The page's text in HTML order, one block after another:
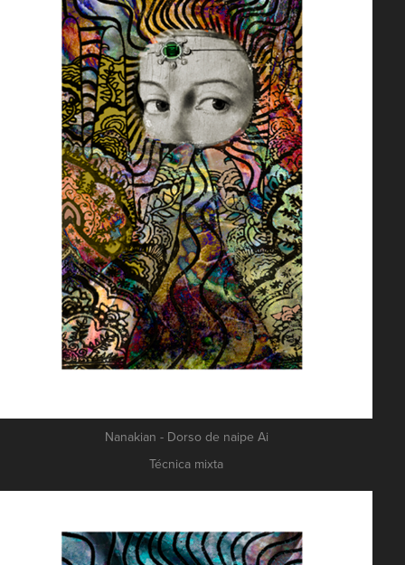
Nanakian - Dorso de naipe Ai
Técnica mixta